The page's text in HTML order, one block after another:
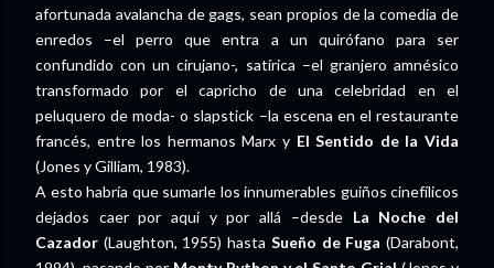
afortunada avalancha de gags, sean propios de la comedia de
enredos –el perro que entra a un quirófano para ser
confundido con un cirujano-, satírica –el granjero amnésico
transformado por el capricho de una celebridad en el
peluquero de moda- o slapstick –la escena en el restaurante
francés, entre los hermanos Marx y El Sentido de la Vida
(Jones y Gilliam, 1983).
A esto habría que sumarle los innumerables guiños cinefílicos
dejados caer por aquí y por allá –desde La Noche del
Cazador (Laughton, 1955) hasta Sueño de Fuga (Darabont,